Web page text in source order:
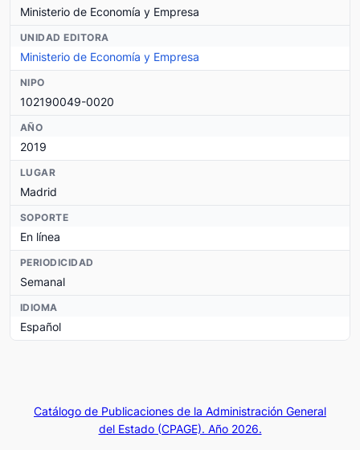
Ministerio de Economía y Empresa
UNIDAD EDITORA
Ministerio de Economía y Empresa
NIPO
102190049-0020
AÑO
2019
LUGAR
Madrid
SOPORTE
En línea
PERIODICIDAD
Semanal
IDIOMA
Español
Catálogo de Publicaciones de la Administración General
del Estado (CPAGE). Año 2026.